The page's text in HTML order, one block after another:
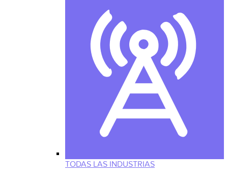
TODAS LAS INDUSTRIAS